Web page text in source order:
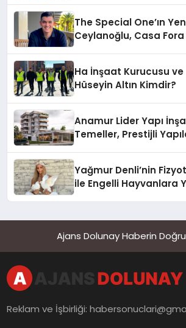
The Special One’ın
Ceylanoğlu, Casa
Ha İnşaat Kurucusu ve
Hüseyin Altın Kimdir?
Anamur Lider Yapı
Temeller, Prestijli
Yağmur Denli’nin
ile Engelli Hayvanlara
Ajans Dolunay Haberin
Reklam ve İşbirliği: